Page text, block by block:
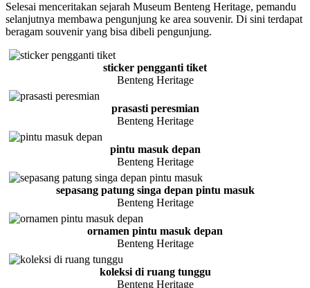
Selesai menceritakan sejarah Museum Benteng Heritage, pemandu
selanjutnya membawa pengunjung ke area souvenir. Di sini terdapat
beragam souvenir yang bisa dibeli pengunjung.
sticker pengganti tiket
Benteng Heritage
prasasti peresmian
Benteng Heritage
pintu masuk depan
Benteng Heritage
sepasang patung singa depan pintu masuk
Benteng Heritage
ornamen pintu masuk depan
Benteng Heritage
koleksi di ruang tunggu
Benteng Heritage